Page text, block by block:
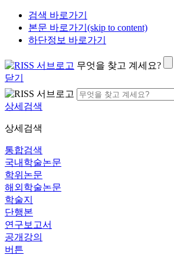
검색 바로가기
본문 바로가기(skip to content)
하단정보 바로가기
무엇을 찾고 계세요?
닫기
상세검색
상세검색
통합검색
국내학술논문
학위논문
해외학술논문
학술지
단행본
연구보고서
공개강의
버튼